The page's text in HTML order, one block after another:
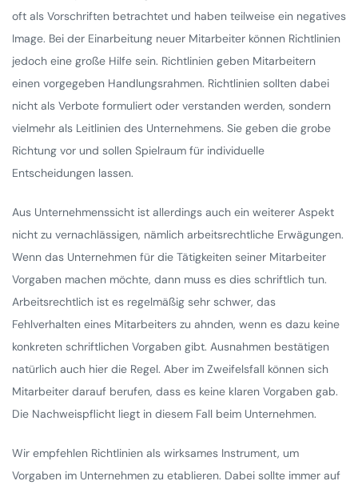
oft als Vorschriften betrachtet und haben teilweise ein negatives
Image. Bei der Einarbeitung neuer Mitarbeiter können Richtlinien
jedoch eine große Hilfe sein. Richtlinien geben Mitarbeitern
einen vorgegeben Handlungsrahmen. Richtlinien sollten dabei
nicht als Verbote formuliert oder verstanden werden, sondern
vielmehr als Leitlinien des Unternehmens. Sie geben die grobe
Richtung vor und sollen Spielraum für individuelle
Entscheidungen lassen.
Aus Unternehmenssicht ist allerdings auch ein weiterer Aspekt
nicht zu vernachlässigen, nämlich arbeitsrechtliche Erwägungen.
Wenn das Unternehmen für die Tätigkeiten seiner Mitarbeiter
Vorgaben machen möchte, dann muss es dies schriftlich tun.
Arbeitsrechtlich ist es regelmäßig sehr schwer, das
Fehlverhalten eines Mitarbeiters zu ahnden, wenn es dazu keine
konkreten schriftlichen Vorgaben gibt. Ausnahmen bestätigen
natürlich auch hier die Regel. Aber im Zweifelsfall können sich
Mitarbeiter darauf berufen, dass es keine klaren Vorgaben gab.
Die Nachweispflicht liegt in diesem Fall beim Unternehmen.
Wir empfehlen Richtlinien als wirksames Instrument, um
Vorgaben im Unternehmen zu etablieren. Dabei sollte immer auf